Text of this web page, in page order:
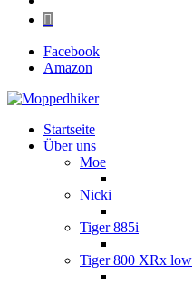
Facebook
Amazon
Startseite
Über uns
Moe
Nicki
Tiger 885i
Tiger 800 XRx low